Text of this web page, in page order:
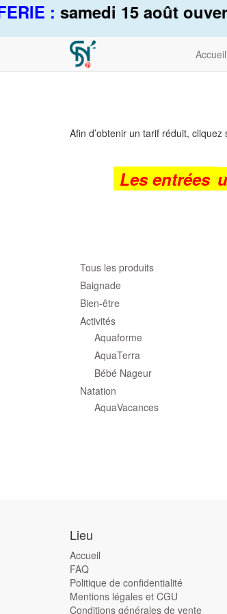
:samedi 15 août
Accueil
Afin d’obtenir un tarif réduit,
Les entrées
Tous les produits
Baignade
Bien-être
Activités
Aquaforme
AquaTerra
Bébé Nageur
Natation
AquaVacances
Lieu
Accueil
FAQ
Politique de confidentialité
Mentions légales et CGU
Conditions générales de vente